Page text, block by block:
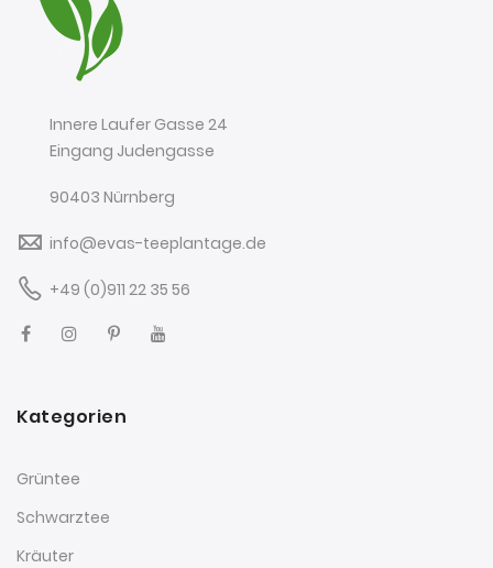
Innere Laufer Gasse 24
Eingang Judengasse
90403 Nürnberg
info@evas-teeplantage.de
+49 (0)911 22 35 56
Kategorien
Grüntee
Schwarztee
Kräuter